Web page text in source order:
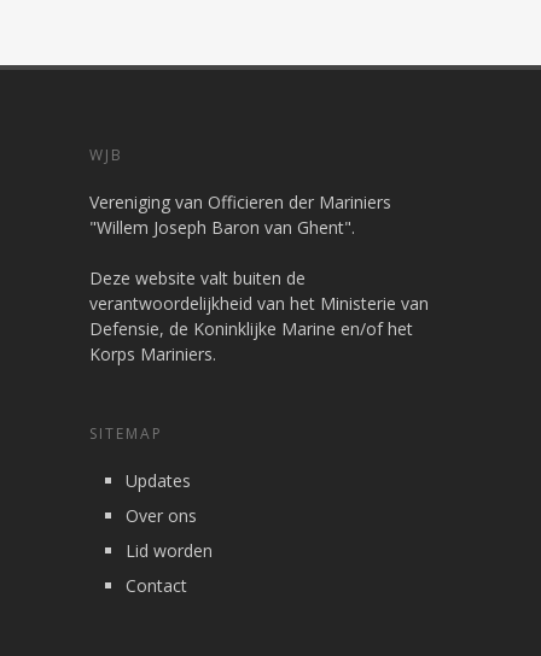
WJB
Vereniging van Officieren der Mariniers
"Willem Joseph Baron van Ghent".
Deze website valt buiten de
verantwoordelijkheid van het Ministerie van
Defensie, de Koninklijke Marine en/of het
Korps Mariniers.
SITEMAP
Updates
Over ons
Lid worden
Contact